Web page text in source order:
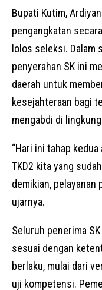
Bupati Kutim,
pengangkatan
lolos seleksi. Dalam
penyerahan SK ini
daerah untuk
kesejahteraan bagi
mengabdi di
“Hari ini tahap
TKD2 kita yang
demikian, pelayanan
ujarnya.
Seluruh penerima
sesuai dengan
berlaku, mulai dari
uji kompetensi.